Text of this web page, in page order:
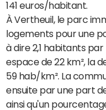
141 euros/habitant.
À Vertheuil, le parc
logements pour une
à dire 2,1 habitants
espace de 22 km², la
59 hab/km². La
ensuite par une part
ainsi qu'un